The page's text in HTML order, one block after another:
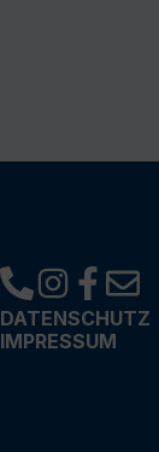
DATENSCHUTZ
IMPRESSUM